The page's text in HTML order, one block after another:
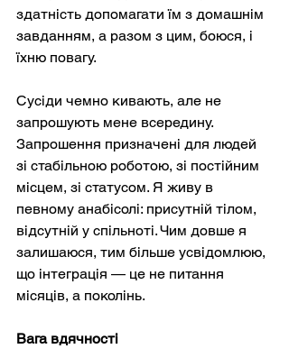
здатність допомагати їм з домашнім
завданням, а разом з цим, боюся, і
їхню повагу.
Сусіди чемно кивають, але не
запрошують мене всередину.
Запрошення призначені для людей
зі стабільною роботою, зі постійним
місцем, зі статусом. Я живу в
певному анабісолі: присутній тілом,
відсутній у спільноті. Чим довше я
залишаюся, тим більше усвідомлюю,
що інтеграція — це не питання
місяців, а поколінь.
Вага вдячності